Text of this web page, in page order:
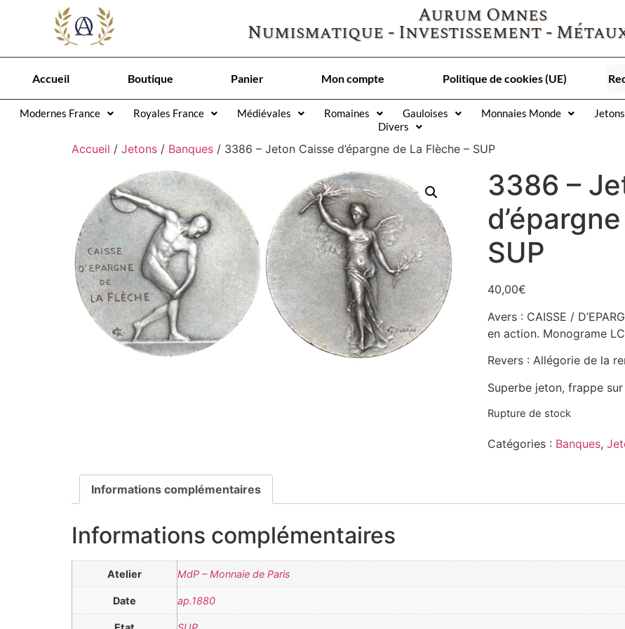
Aurum Omnes
Numismatique - Investissement -
Accueil Boutique Panier Mon compte Politique de cookies (UE)
Modernes France Royales France Médiévales Romaines Gauloises Monnaies Monde Jetons
Divers
Accueil / Jetons / Banques / 3386 – Jeton Caisse d’épargne de La Flèche – SUP
3386 –
SUP
40,00€
Avers : CAISSE /
en action. Monograme LC
Revers : Allégorie de la
Superbe jeton, frappe
Rupture de stock
Catégories : Banques,
Informations complémentaires
Informations complémentaires
Atelier MdP – Monnaie de Paris
Date ap.1880